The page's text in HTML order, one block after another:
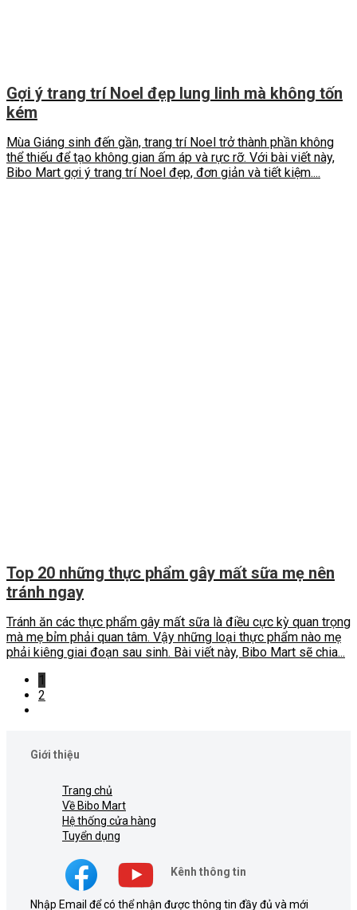
Gợi ý trang trí Noel đẹp lung linh mà không tốn
kém
Mùa Giáng sinh đến gần, trang trí Noel trở thành phần không
thể thiếu để tạo không gian ấm áp và rực rỡ. Với bài viết này,
Bibo Mart gợi ý trang trí Noel đẹp, đơn giản và tiết kiệm....
Top 20 những thực phẩm gây mất sữa mẹ nên
tránh ngay
Tránh ăn các thực phẩm gây mất sữa là điều cực kỳ quan trọng
mà mẹ bỉm phải quan tâm. Vậy những loại thực phẩm nào mẹ
phải kiêng giai đoạn sau sinh. Bài viết này, Bibo Mart sẽ chia...
1
2
Giới thiệu
Trang chủ
Về Bibo Mart
Hệ thống cửa hàng
Tuyển dụng
Kênh thông tin
Nhập Email để có thể nhận được thông tin đầy đủ và mới